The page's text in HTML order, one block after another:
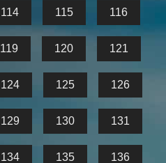
114 115 116
119 120 121
124 125 126
129 130 131
134 135 136